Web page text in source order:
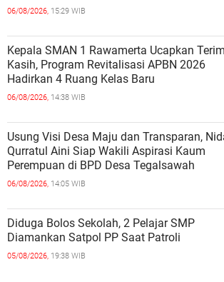
06/08/2026, 15:29 WIB
Kepala SMAN 1 Rawamerta Ucapkan
Kasih, Program Revitalisasi APBN 2026
Hadirkan 4 Ruang Kelas Baru
06/08/2026, 14:38 WIB
Usung Visi Desa Maju dan Transparan,
Qurratul Aini Siap Wakili Aspirasi Kaum
Perempuan di BPD Desa Tegalsawah
06/08/2026, 14:05 WIB
Diduga Bolos Sekolah, 2 Pelajar SMP
Diamankan Satpol PP Saat Patroli
05/08/2026, 19:38 WIB